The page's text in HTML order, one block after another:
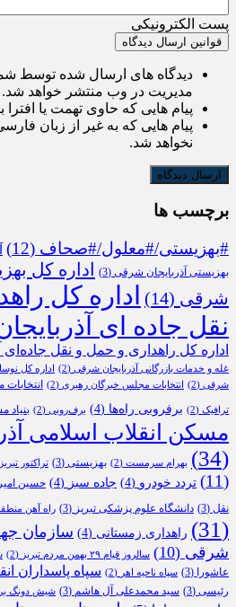
پست الکترونیکی
قوانین ارسال دیدگاه
دیدگاه های ارسال شده توسط
مدیریت در وب منتشر خواهد شد.
پیام هایی که حاوی تهمت یا
پیام هایی که به غیر از زبان
نخواهد شد.
برچسب ها
#بهزیستی/#معلول/#صحاف (12)
بهزیستی آذربایجان شرقی (3)
اداره کل
شرقی (14)
اداره کل
نقل جاده ای
اداره کل راهداری و حمل و نقل جاده‌ای
غله و خدمات بازرگانی آذربایجان شرقی (2)
اداره کل
شرقی (2) انتخابات مجلس خبرگان رهبری (2)
ترافیک (2) برفروبی راه‌ها (4) برف‌روبی (2) بنیاد
مسکن انقلاب اسلامی
(34)
بهرام سرمست (2) بهزیستی (3) تراکتور تبریز
(11)
تردد خودرو (4) جاده سبز (4) حسین
نقل (3) دانشگاه علوم پزشکی تبریز (3) راه آهن
(31)
راهداری زمستانی (4)
سازمان
شرقی (10) سالروز قیام ۲۹ بهمن مردم تبریز (2)
عاشورا (3) سپاه ناحیه اهر (2) سپاه پاسداران
رئیسی (3) سید محمدعلی آل هاشم (3) شیش دونگ